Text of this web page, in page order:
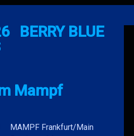
BERRY BLUE
Mampf
MAMPF Frankfurt/Main